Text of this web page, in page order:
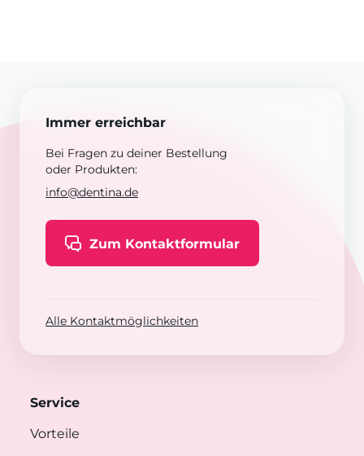
Immer erreichbar
Bei Fragen zu deiner Bestellung
oder Produkten:
info@dentina.de
Zum Kontaktformular
Alle Kontaktmöglichkeiten
Service
Vorteile